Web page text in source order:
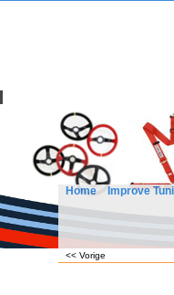
Home Improve
<< Vorige